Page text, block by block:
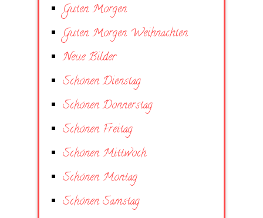
Guten Morgen
Guten Morgen Weihnachten
Neue Bilder
Schönen Dienstag
Schönen Donnerstag
Schönen Freitag
Schönen Mittwoch
Schönen Montag
Schönen Samstag